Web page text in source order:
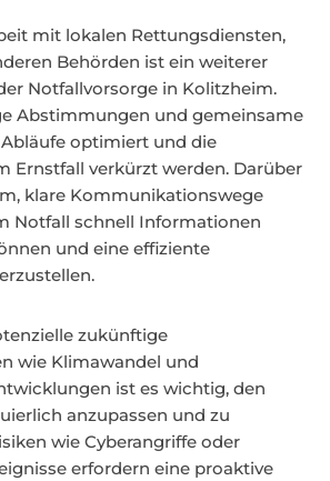
mit lokalen Rettungsdiensten,
Behörden ist ein weiterer
Notfallvorsorge in Kolitzheim.
Abstimmungen und gemeinsame
optimiert und die
Ernstfall verkürzt werden. Darüber
klare Kommunikationswege
Notfall schnell Informationen
und eine effiziente
zukünftige
wie Klimawandel und
ist es wichtig, den
anzupassen und zu
wie Cyberangriffe oder
erfordern eine proaktive